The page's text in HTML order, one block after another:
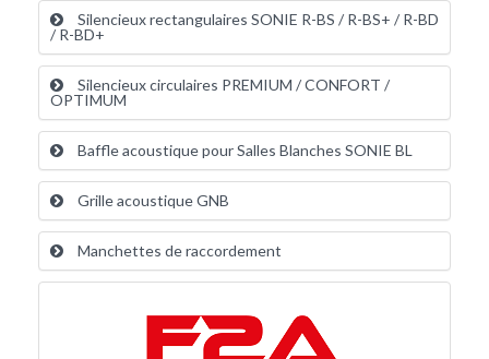
Silencieux rectangulaires SONIE R-BS / R-BS+ / R-BD
/ R-BD+
Silencieux circulaires PREMIUM / CONFORT /
OPTIMUM
Baffle acoustique pour Salles Blanches SONIE BL
Grille acoustique GNB
Manchettes de raccordement